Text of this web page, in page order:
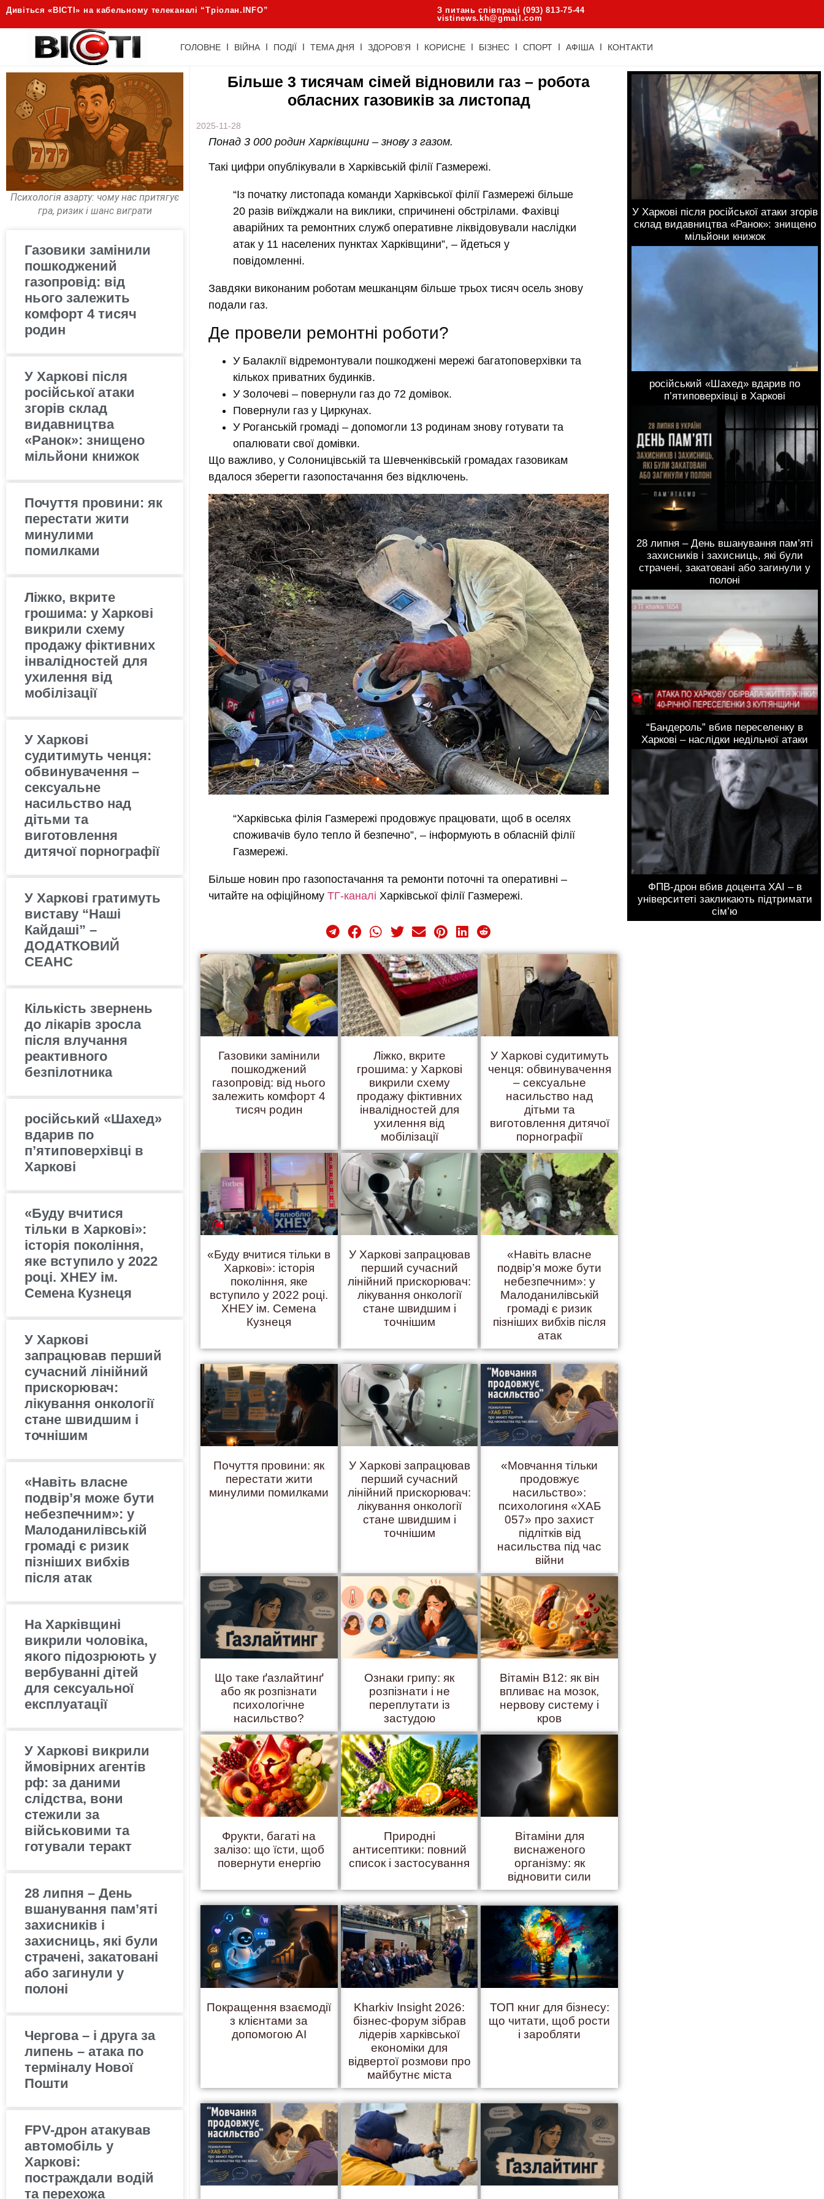
Дивіться «ВІСТІ» на кабельному телеканалі “Трiолан.INFO”
З питань співпраці (093) 813-75-44
vistinews.kh@gmail.com
ГОЛОВНЕ ВІЙНА ПОДІЇ ТЕМА ДНЯ ЗДОРОВ’Я КОРИСНЕ БІЗНЕС СПОРТ АФІША КОНТАКТИ
Психологія азарту: чому нас притягує
гра, ризик і шанс виграти
Газовики замінили
пошкоджений
газопровід: від
нього залежить
комфорт 4 тисяч
родин
У Харкові після
російської атаки
згорів склад
видавництва
«Ранок»: знищено
мільйони книжок
Почуття провини: як
перестати жити
минулими
помилками
Ліжко, вкрите
грошима: у Харкові
викрили схему
продажу фіктивних
інвалідностей для
ухилення від
мобілізації
У Харкові
судитимуть ченця:
обвинувачення –
сексуальне
насильство над
дітьми та
виготовлення
дитячої порнографії
У Харкові гратимуть
виставу “Наші
Кайдаші” –
ДОДАТКОВИЙ
СЕАНС
Кількість звернень
до лікарів зросла
після влучання
реактивного
безпілотника
російський «Шахед»
вдарив по
п’ятиповерхівці в
Харкові
«Буду вчитися
тільки в Харкові»:
історія покоління,
яке вступило у 2022
році. ХНЕУ ім.
Семена Кузнеця
У Харкові
запрацював перший
сучасний лінійний
прискорювач:
лікування онкології
стане швидшим і
точнішим
«Навіть власне
подвір’я може бути
небезпечним»: у
Малоданилівській
громаді є ризик
пізніших вибхів
після атак
На Харківщині
викрили чоловіка,
якого підозрюють у
вербуванні дітей
для сексуальної
експлуатації
У Харкові викрили
ймовірних агентів
рф: за даними
слідства, вони
стежили за
військовими та
готували теракт
28 липня – День
вшанування пам’яті
захисників і
захисниць, які були
страчені, закатовані
або загинули у
полоні
Чергова – і друга за
липень – атака по
терміналу Нової
Пошти
FPV-дрон атакував
автомобіль у
Харкові:
постраждали водій
та перехожа
Більше 3 тисячам сімей відновили газ – робота
обласних газовиків за листопад
2025-11-28
Понад 3 000 родин Харківщини – знову з газом.
Такі цифри опублікували в Харківській філії Газмережі.
“Із початку листопада команди Харківської філії Газмережі більше
20 разів виїжджали на виклики, спричинені обстрілами. Фахівці
аварійних та ремонтних служб оперативне ліквідовували наслідки
атак у 11 населених пунктах Харківщини”, – йдеться у
повідомленні.
Завдяки виконаним роботам мешканцям більше трьох тисяч осель знову
подали газ.
Де провели ремонтні роботи?
У Балаклії відремонтували пошкоджені мережі багатоповерхівки та
кількох приватних будинків.
У Золочеві – повернули газ до 72 домівок.
Повернули газ у Циркунах.
У Роганській громаді – допомогли 13 родинам знову готувати та
опалювати свої домівки.
Що важливо, у Солоницівській та Шевченківській громадах газовикам
вдалося зберегти газопостачання без відключень.
“Харківська філія Газмережі продовжує працювати, щоб в оселях
споживачів було тепло й безпечно”, – інформують в обласній філії
Газмережі.
Більше новин про газопостачання та ремонти поточні та оперативні –
читайте на офіційномуТГ-каналі Харківської філії Газмережі.
Газовики замінили
пошкоджений
газопровід: від нього
залежить комфорт 4
тисяч родин
Ліжко, вкрите
грошима: у Харкові
викрили схему
продажу фіктивних
інвалідностей для
ухилення від
мобілізації
У Харкові судитимуть
ченця: обвинувачення
– сексуальне
насильство над
дітьми та
виготовлення дитячої
порнографії
«Буду вчитися тільки в
Харкові»: історія
покоління, яке
вступило у 2022 році.
ХНЕУ ім. Семена
Кузнеця
У Харкові запрацював
перший сучасний
лінійний прискорювач:
лікування онкології
стане швидшим і
точнішим
«Навіть власне
подвір’я може бути
небезпечним»: у
Малоданилівській
громаді є ризик
пізніших вибхів після
атак
Почуття провини: як
перестати жити
минулими помилками
У Харкові запрацював
перший сучасний
лінійний прискорювач:
лікування онкології
стане швидшим і
точнішим
«Мовчання тільки
продовжує
насильство»:
психологиня «ХАБ
057» про захист
підлітків від
насильства під час
війни
Що таке ґазлайтинґ
або як розпізнати
психологічне
насильство?
Ознаки грипу: як
розпізнати і не
переплутати із
застудою
Вітамін B12: як він
впливає на мозок,
нервову систему і
кров
Фрукти, багаті на
залізо: що їсти, щоб
повернути енергію
Природні
антисептики: повний
список і застосування
Вітаміни для
виснаженого
організму: як
відновити сили
Покращення взаємодії
з клієнтами за
допомогою AI
Kharkiv Insight 2026:
бізнес-форум зібрав
лідерів харківської
економіки для
відвертої розмови про
майбутнє міста
ТОП книг для бізнесу:
що читати, щоб рости
і заробляти
У Харкові після російської атаки згорів
склад видавництва «Ранок»: знищено
мільйони книжок
російський «Шахед» вдарив по
п’ятиповерхівці в Харкові
28 липня – День вшанування пам’яті
захисників і захисниць, які були
страчені, закатовані або загинули у
полоні
“Бандероль” вбив переселенку в
Харкові – наслідки недільної атаки
ФПВ-дрон вбив доцента ХАІ – в
університеті закликають підтримати
сім’ю